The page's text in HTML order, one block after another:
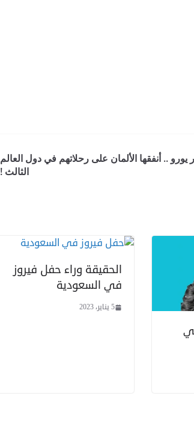
يورو .. أنفقها الألمان على رحلاتهم في دول العالم
الثالث !
الحقيقة وراء حفل فيروز
في السعودية
5 يناير، 2023